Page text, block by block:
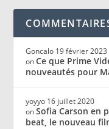
Goncalo 19 février 2023
onCe que Prime
nouveautés pour
yoyyo 16 juillet 2020
onSofia Carson en
beat, le nouveau